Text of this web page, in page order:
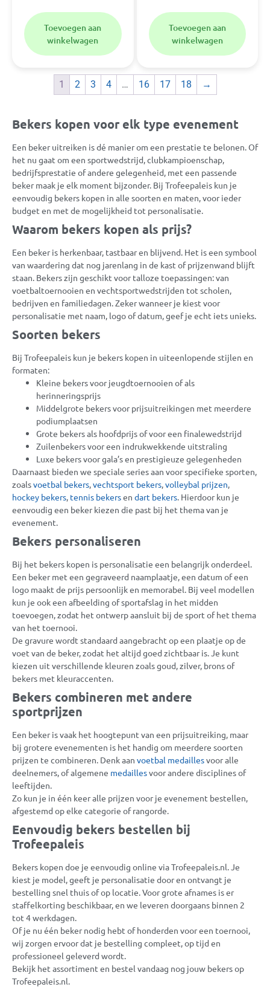
Toevoegen aan
winkelwagen
Toevoegen aan
winkelwagen
1 2 3 4 … 16 17 18 →
Bekers kopen voor elk type evenement
Een beker uitreiken is dé manier om een prestatie te belonen. Of
het nu gaat om een sportwedstrijd, clubkampioenschap,
bedrijfsprestatie of andere gelegenheid, met een passende
beker maak je elk moment bijzonder. Bij Trofeepaleis kun je
eenvoudig bekers kopen in alle soorten en maten, voor ieder
budget en met de mogelijkheid tot personalisatie.
Waarom bekers kopen als prijs?
Een beker is herkenbaar, tastbaar en blijvend. Het is een symbool
van waardering dat nog jarenlang in de kast of prijzenwand blijft
staan. Bekers zijn geschikt voor talloze toepassingen: van
voetbaltoernooien en vechtsportwedstrijden tot scholen,
bedrijven en familiedagen. Zeker wanneer je kiest voor
personalisatie met naam, logo of datum, geef je echt iets unieks.
Soorten bekers
Bij Trofeepaleis kun je bekers kopen in uiteenlopende stijlen en
formaten:
Kleine bekers voor jeugdtoernooien of als
herinneringsprijs
Middelgrote bekers voor prijsuitreikingen met meerdere
podiumplaatsen
Grote bekers als hoofdprijs of voor een finalewedstrijd
Zuilenbekers voor een indrukwekkende uitstraling
Luxe bekers voor gala’s en prestigieuze gelegenheden
Daarnaast bieden we speciale series aan voor specifieke sporten,
zoalsvoetbal bekers,vechtsport bekers,volleybal prijzen,
hockey bekers, tennis bekersen dart bekers. Hierdoor kun je
eenvoudig een beker kiezen die past bij het thema van je
evenement.
Bekers personaliseren
Bij het bekers kopen is personalisatie een belangrijk onderdeel.
Een beker met een gegraveerd naamplaatje, een datum of een
logo maakt de prijs persoonlijk en memorabel. Bij veel modellen
kun je ook een afbeelding of sportafslag in het midden
toevoegen, zodat het ontwerp aansluit bij de sport of het thema
van het toernooi.
De gravure wordt standaard aangebracht op een plaatje op de
voet van de beker, zodat het altijd goed zichtbaar is. Je kunt
kiezen uit verschillende kleuren zoals goud, zilver, brons of
bekers met kleuraccenten.
Bekers combineren met andere
sportprijzen
Een beker is vaak het hoogtepunt van een prijsuitreiking, maar
bij grotere evenementen is het handig om meerdere soorten
prijzen te combineren. Denk aan voetbal medaillesvoor alle
deelnemers, of algemene medaillesvoor andere disciplines of
leeftijden.
Zo kun je in één keer alle prijzen voor je evenement bestellen,
afgestemd op elke categorie of rangorde.
Eenvoudig bekers bestellen bij
Trofeepaleis
Bekers kopen doe je eenvoudig online via Trofeepaleis.nl. Je
kiest je model, geeft je personalisatie door en ontvangt je
bestelling snel thuis of op locatie. Voor grote afnames is er
staffelkorting beschikbaar, en we leveren doorgaans binnen 2
tot 4 werkdagen.
Of je nu één beker nodig hebt of honderden voor een toernooi,
wij zorgen ervoor dat je bestelling compleet, op tijd en
professioneel geleverd wordt.
Bekijk het assortiment en bestel vandaag nog jouw bekers op
Trofeepaleis.nl.